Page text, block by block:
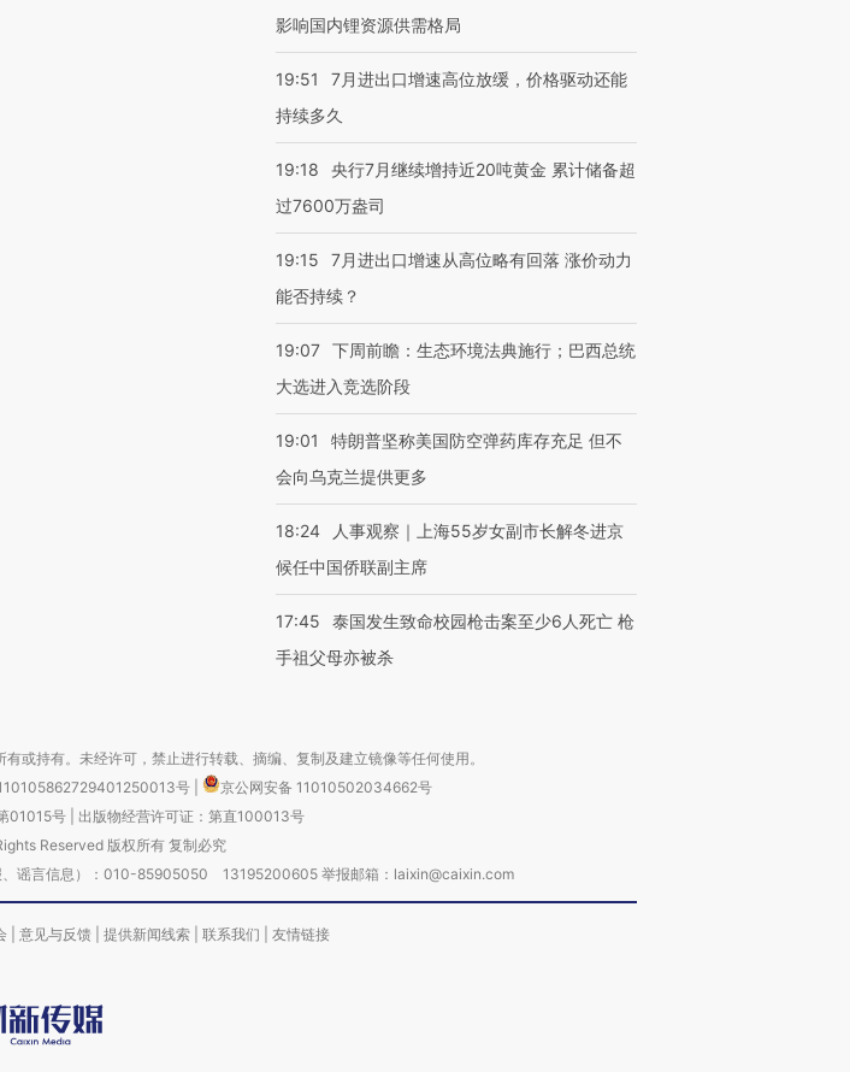
影响国内锂资源供需格局
19:51
7月进出口增速高位放缓，价格驱动还能
持续多久
19:18
央行7月继续增持近20吨黄金 累计储备超
过7600万盎司
19:15
7月进出口增速从高位略有回落 涨价动力
能否持续？
19:07 下周前瞻：生态环境法典施行；巴西总统
大选进入竞选阶段
19:01
特朗普坚称美国防空弹药库存充足 但不
会向乌克兰提供更多
18:24
人事观察｜上海55岁女副市长解冬进京
候任中国侨联副主席
17:45
泰国发生致命校园枪击案至少6人死亡 枪
手祖父母亦被杀
或持有。未经许可，禁止进行转载、摘编、复制及建立镜像等任何使用。
号
京公网安备 11010502034662号
01015号| 出版物经营许可证：第直100013号
Reserved 版权所有 复制必究
、谣言信息）：010-85905050 13195200605 举报邮箱：laixin@caixin.com
意见与反馈 提供新闻线索 联系我们 友情链接